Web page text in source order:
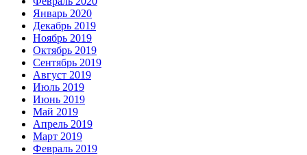
Январь 2020
Декабрь 2019
Ноябрь 2019
Октябрь 2019
Сентябрь 2019
Август 2019
Июль 2019
Июнь 2019
Май 2019
Апрель 2019
Март 2019
Февраль 2019